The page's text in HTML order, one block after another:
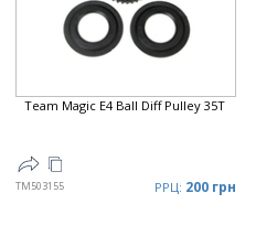
Team Magic E4 Ball Diff Pulley 35T
TM503155 РРЦ: 200 грн